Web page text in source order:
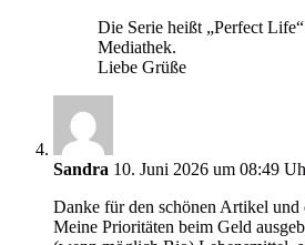
Die Serie heißt „Perfect
Mediathek.
Liebe Grüße
Sandra 10. Juni 2026 um 08:49
Danke für den schönen Artikel
Meine Prioritäten beim Geld